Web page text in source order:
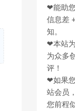
❤能助
信息差
知。
❤本站
为众多
评！
❤如果
站会员
您前程